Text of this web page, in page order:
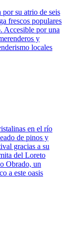
por su atrio de seis
frescos populares
Accesible por una
y
locales
en el río
de pinos y
gracias a su
del Loreto
Obrado, un
a este oasis